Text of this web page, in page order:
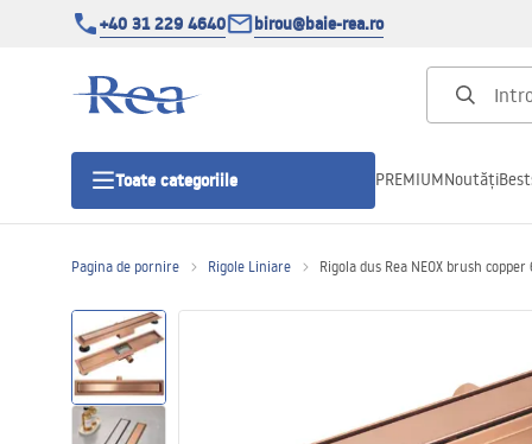
+40 31 229 4640 birou@baie-rea.ro
Toate categoriile
Usi pentru cabine de dus
Cadite de dus
PREMIUMNoutăți
Pagina de pornire Rigole Liniare Rigola dus Rea NEOX brush copper